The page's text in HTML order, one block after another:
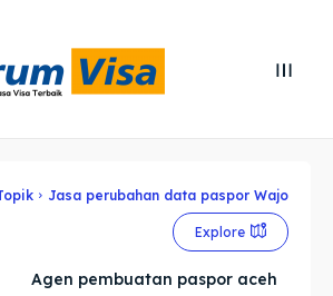
Cari
Cari
our destinations
our destinations
Jasa perubahan data paspor Wajo
Explore
Agen pembuatan paspor aceh